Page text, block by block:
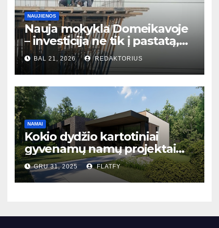
NAUJIENOS
Nauja mokykla Domeikavoje
– investicija ne tik į pastatą,
bet ir į bendruomenės ateitį
BAL 21, 2026 REDAKTORIUS
NAMAI
Kokio dydžio kartotiniai
gyvenamų namų projektai
populiariausi Lietuvoje?
GRU 31, 2025 FLATFY